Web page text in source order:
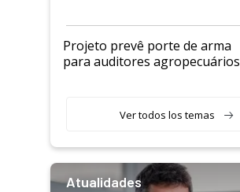
Projeto prevê porte de arma
para auditores agropecuários
Ver todos los temas
Atualidades